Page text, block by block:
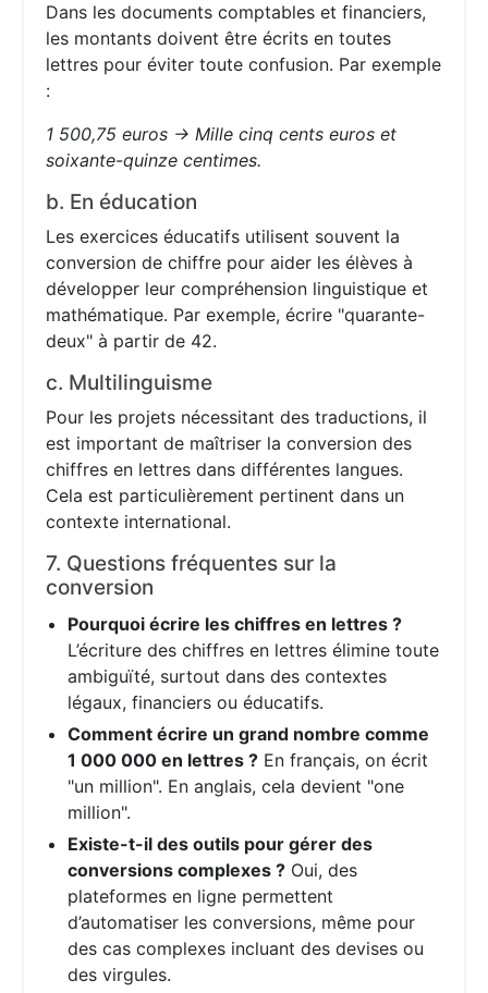
Dans les documents comptables et financiers,
les montants doivent être écrits en toutes
lettres pour éviter toute confusion. Par exemple
:
1 500,75 euros → Mille cinq cents euros et
soixante-quinze centimes.
b. En éducation
Les exercices éducatifs utilisent souvent la
conversion de chiffre pour aider les élèves à
développer leur compréhension linguistique et
mathématique. Par exemple, écrire "quarante-
deux" à partir de 42.
c. Multilinguisme
Pour les projets nécessitant des traductions, il
est important de maîtriser la conversion des
chiffres en lettres dans différentes langues.
Cela est particulièrement pertinent dans un
contexte international.
7. Questions fréquentes sur la
conversion
Pourquoi écrire les chiffres en lettres ?
L’écriture des chiffres en lettres élimine toute
ambiguïté, surtout dans des contextes
légaux, financiers ou éducatifs.
Comment écrire un grand nombre comme
1 000 000 en lettres ? En français, on écrit
"un million". En anglais, cela devient "one
million".
Existe-t-il des outils pour gérer des
conversions complexes ? Oui, des
plateformes en ligne permettent
d’automatiser les conversions, même pour
des cas complexes incluant des devises ou
des virgules.